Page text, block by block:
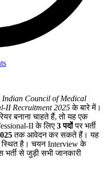
Indian Council of Medical
II Recruitment 2025के बारे में।
बनाना चाहते हैं, तो यह एक
II के लिए 3 पदोंपर भर्ती
तक आवेदन कर सकते हैं। यह
स्थित है। चयन Interview के
से जुड़ी सभी जानकारी